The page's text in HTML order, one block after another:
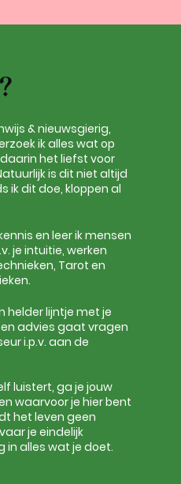
& nieuwsgierig,
ik alles wat op
het liefst voor
is dit niet altijd
ik dit doe, kloppen al
en leer ik mensen
je intuitie, werken
Tarot en
helder lijntje met je
advies gaat vragen
i.p.v. aan de
luistert, ga je jouw
waarvoor je hier bent
het leven geen
je eindelijk
in alles wat je doet.